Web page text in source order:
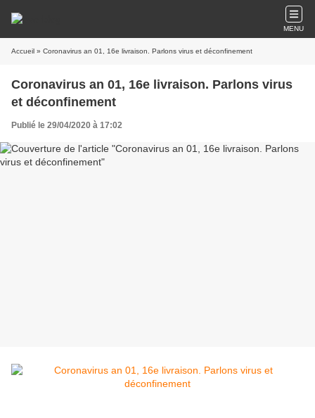
MENU
Accueil » Coronavirus an 01, 16e livraison. Parlons virus et déconfinement
Coronavirus an 01, 16e livraison. Parlons virus
et déconfinement
Publié le 29/04/2020 à 17:02